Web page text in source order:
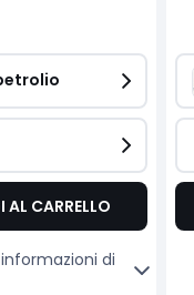
CARRELLO
di